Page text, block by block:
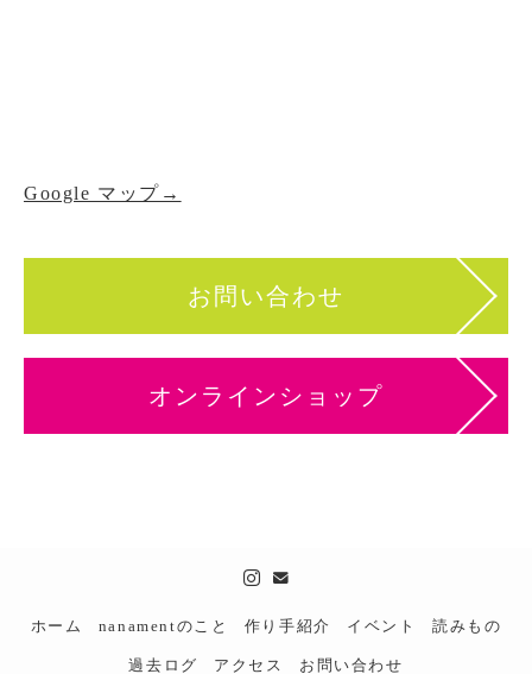
Google マップ→
お問い合わせ
オンラインショップ
ホーム nanamentのこと 作り手紹介 イベント 読みもの
過去ログ アクセス お問い合わせ